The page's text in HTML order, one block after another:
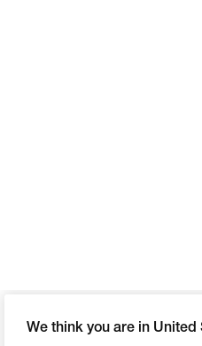
We think you are in United